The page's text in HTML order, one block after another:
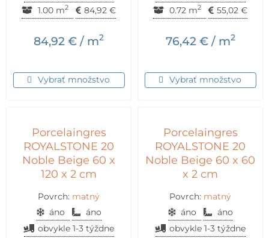
1.00 m2 84,92 €
84,92 € / m2
Vybrať množstvo
0.72 m2 55,02 €
76,42 €/ m2
Vybrať množstvo
Porcelaingres
ROYALSTONE 20
Noble Beige 60 x
120 x 2 cm
Povrch: matný
áno
áno
obvykle 1-3 týždne
Porcelaingres
ROYALSTONE 20
Noble Beige 60 x 60
x 2 cm
Povrch: matný
áno
áno
obvykle 1-3 týždne